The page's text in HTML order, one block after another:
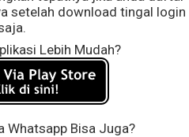
setelah download tingal login
Lebih Mudah?
Whatsapp Bisa Juga?